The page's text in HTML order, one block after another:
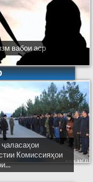
вабои аср
Комиссияҳои